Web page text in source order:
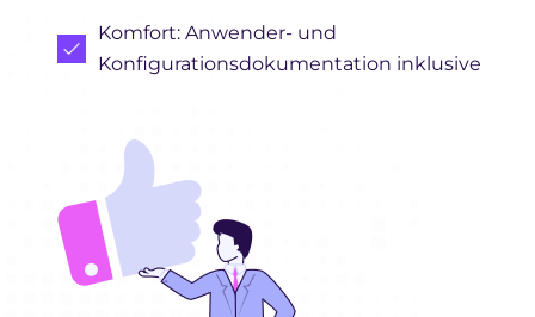
Komfort: Anwender- und
Konfigurationsdokumentation inklusive